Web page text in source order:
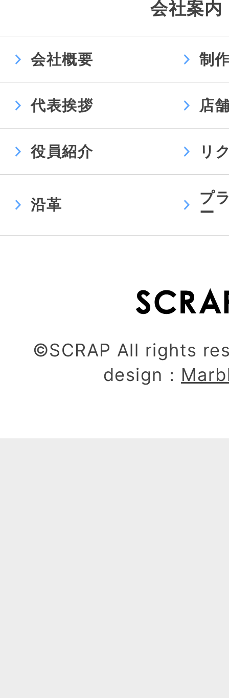
会社案内
会社概要 制
代表挨拶 店
役員紹介 リ
沿革
プ
ー
©SCRAP All rights
design：